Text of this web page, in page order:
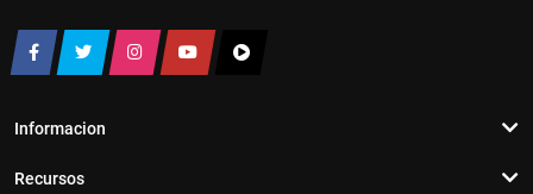
Informacion
Recursos